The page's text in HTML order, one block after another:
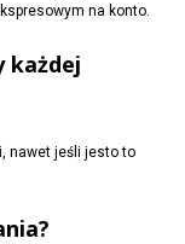
na konto.
każdej
nawet jeśli jesto to